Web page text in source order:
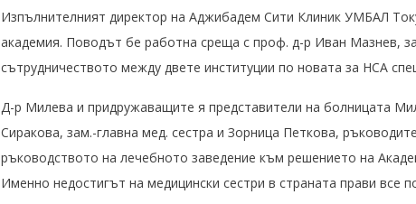
Изпълнителният директор на Аджибадем Сити Клиник УМБАЛ
академия. Поводът бе работна среща с проф. д-р Иван Мазнев,
сътрудничеството между двете институции по новата за НСА
Д-р Милева и придружаващите я представители на болницата
Сиракова, зам.-главна мед. сестра и Зорница Петкова,
ръководството на лечебното заведение към решението на
Именно недостигът на медицински сестри в страната прави все